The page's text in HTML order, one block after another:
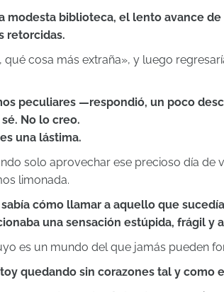
modesta biblioteca, el lento avance
retorcidas.
qué cosa más extraña», y luego
peculiares —respondió, un poco
No lo creo.
una lástima.
solo aprovechar ese precioso día de
limonada.
cómo llamar a aquello que
una sensación estúpida, frágil y
es un mundo del que jamás pueden
quedando sin corazones tal y como